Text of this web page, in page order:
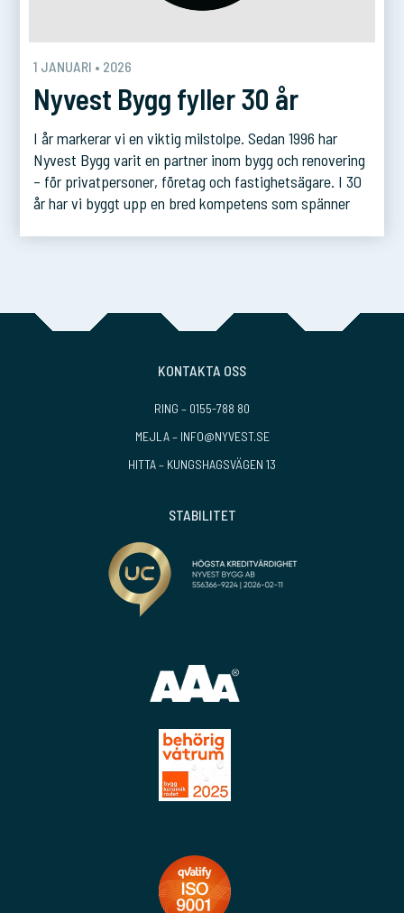
1 JANUARI • 2026
Nyvest Bygg fyller 30 år
I år markerar vi en viktig milstolpe. Sedan 1996 har
Nyvest Bygg varit en partner inom bygg och renovering
– för privatpersoner, företag och fastighetsägare. I 30
år har vi byggt upp en bred kompetens som spänner
KONTAKTA OSS
RING – 0155-788 80
MEJLA – INFO@NYVEST.SE
HITTA – KUNGSHAGSVÄGEN 13
STABILITET